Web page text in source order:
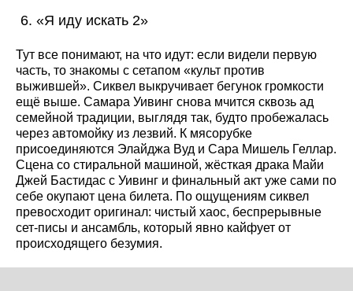
«Я иду искать 2»
Тут все понимают, на что идут: если видели первую
часть, то знакомы с сетапом «культ против
выжившей». Сиквел выкручивает бегунок громкости
ещё выше. Самара Уивинг снова мчится сквозь ад
семейной традиции, выглядя так, будто пробежалась
через автомойку из лезвий. К мясорубке
присоединяются Элайджа Вуд и Сара Мишель Геллар.
Сцена со стиральной машиной, жёсткая драка Майи
Джей Бастидас с Уивинг и финальный акт уже сами по
себе окупают цена билета. По ощущениям сиквел
превосходит оригинал: чистый хаос, беспрерывные
сет-писы и ансамбль, который явно кайфует от
происходящего безумия.